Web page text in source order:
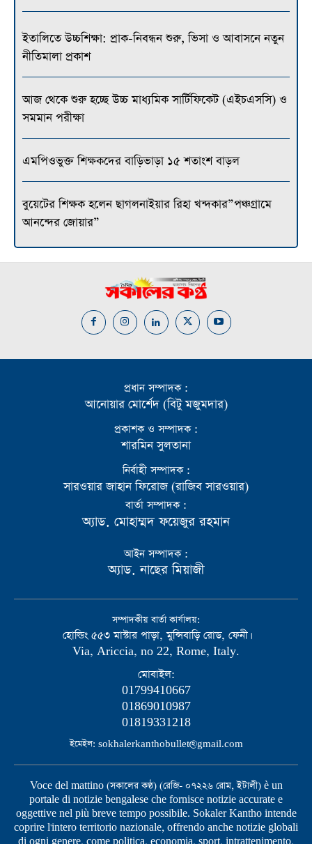
ইতালিতে উচ্চশিক্ষা: প্রাক-নিবন্ধন শুরু, ভিসা ও আবাসনে নতুন
নীতিমালা প্রকাশ
আজ থেকে শুরু হচ্ছে উচ্চ মাধ্যমিক সার্টিফিকেট (এইচএসসি) ও
সমমান পরীক্ষা
এমপিওভুক্ত শিক্ষকদের বাড়িভাড়া ১৫ শতাংশ বাড়ল
বুয়েটের শিক্ষক হলেন ছাগলনাইয়ার রিহা খন্দকার”পঞ্চগ্রামে
আনন্দের জোয়ার”
প্রধান সম্পাদক :
আনোয়ার মোর্শেদ (বিটু মজুমদার)
প্রকাশক ও সম্পাদক :
শারমিন সুলতানা
নির্বাহী সম্পাদক :
সারওয়ার জাহান ফিরোজ (রাজিব সারওয়ার)
বার্তা সম্পাদক :
অ্যাড. মোহাম্মদ ফয়েজুর রহমান
আইন সম্পাদক :
অ্যাড. নাছের মিয়াজী
সম্পাদকীয় বার্তা কার্যালয়:
হোল্ডিং ৫৫৩ মাস্টার পাড়া, মুন্সিবাড়ি রোড, ফেনী।
Via, Ariccia, no 22, Rome, Italy.
মোবাইল:
01799410667
01869010987
01819331218
ইমেইল: sokhalerkanthobullet@gmail.com
Voce del mattino (সকালের কণ্ঠ) (রেজি- ০৭২২৬ রোম, ইটালী) è un
portale di notizie bengalese che fornisce notizie accurate e
oggettive nel più breve tempo possibile. Sokaler Kantho intende
coprire l'intero territorio nazionale, offrendo anche notizie globali